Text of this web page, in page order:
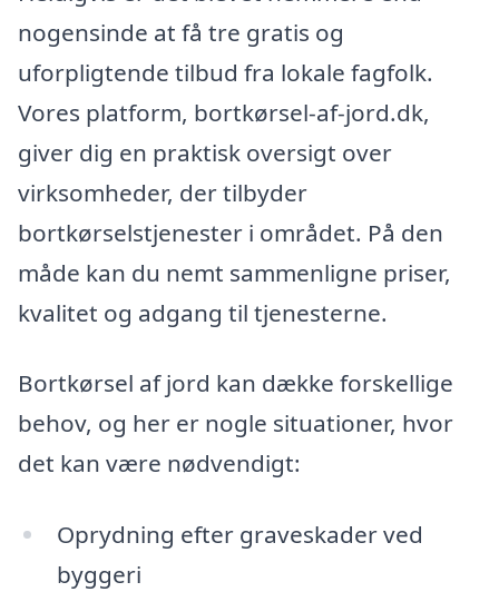
nogensinde at få tre gratis og
uforpligtende tilbud fra lokale fagfolk.
Vores platform, bortkørsel-af-jord.dk,
giver dig en praktisk oversigt over
virksomheder, der tilbyder
bortkørselstjenester i området. På den
måde kan du nemt sammenligne priser,
kvalitet og adgang til tjenesterne.
Bortkørsel af jord kan dække forskellige
behov, og her er nogle situationer, hvor
det kan være nødvendigt:
Oprydning efter graveskader ved
byggeri